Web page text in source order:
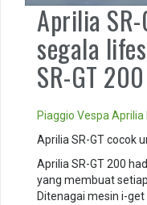
Aprilia
segala
SR-GT 200
Piaggio Vespa Aprilia
Aprilia SR-GT cocok
Aprilia SR-GT 200
yang membuat
Ditenagai mesin i-